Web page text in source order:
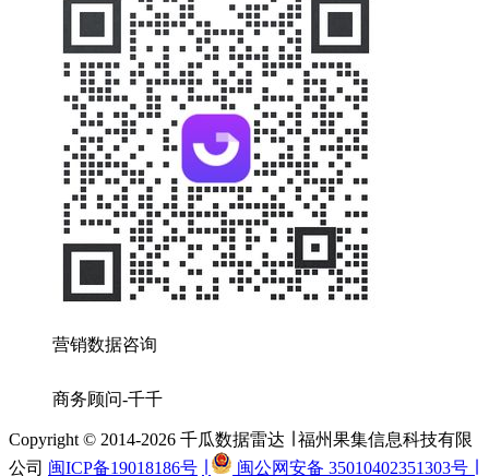
营销数据咨询
商务顾问-千千
Copyright © 2014-2026 千瓜数据雷达 ∣ 福州果集信息科技有限
公司 闽ICP备19018186号
闽公网安备 35010402351303号 ∣